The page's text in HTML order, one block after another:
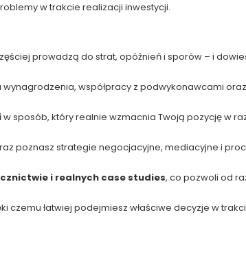
w trakcie realizacji inwestycji.
prowadzą do strat, opóźnień i sporów – i
współpracy z podwykonawcami oraz
w sposób, który realnie wzmacnia Twoją pozycję w
poznasz strategie negocjacyjne, mediacyjne i
i realnych case studies, co pozwoli od
czemu łatwiej podejmiesz właściwe decyzje w